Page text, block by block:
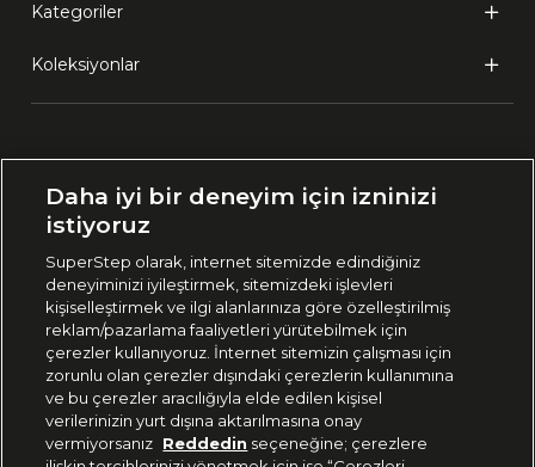
Kategoriler
Koleksiyonlar
🇹🇷 Türkiye
444 37 36
Uygulamadan Takip Edin
Daha iyi bir deneyim için izninizi
istiyoruz
SuperStep olarak, internet sitemizde edindiğiniz
deneyiminizi iyileştirmek, sitemizdeki işlevleri
kişiselleştirmek ve ilgi alanlarınıza göre özelleştirilmiş
reklam/pazarlama faaliyetleri yürütebilmek için
çerezler kullanıyoruz. İnternet sitemizin çalışması için
zorunlu olan çerezler dışındaki çerezlerin kullanımına
ve bu çerezler aracılığıyla elde edilen kişisel
verilerinizin yurt dışına aktarılmasına onay
vermiyorsanız Reddedin seçeneğine; çerezlere